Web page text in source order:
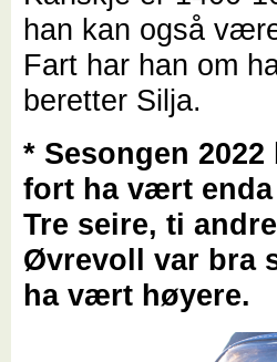
han kan også
Fart har han om
beretter Silja.
* Sesongen
fort ha vært
Tre seire, ti
Øvrevoll var bra
ha vært høyere.